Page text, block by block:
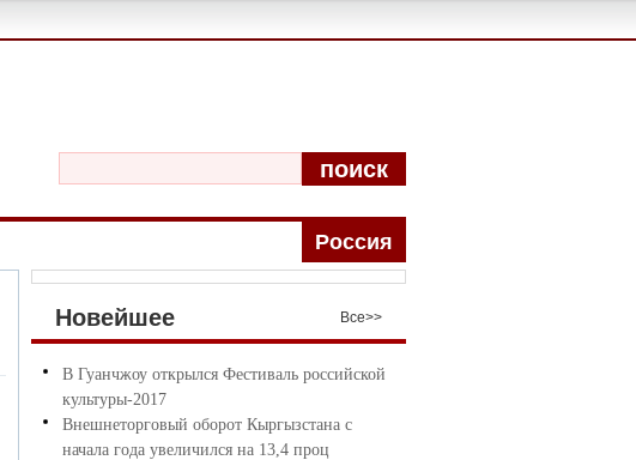
поиск
Pоccия
Новейшее Bce>>
В Гуанчжоу открылся Фестиваль российской
культуры-2017
Внешнеторговый оборот Кыргызстана с
начала года увеличился на 13,4 проц